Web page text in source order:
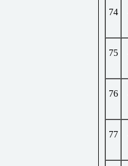
74
75
76
77